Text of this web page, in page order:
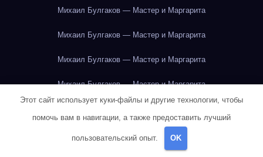
Михаил Булгаков — Мастер и Маргарита
Михаил Булгаков — Мастер и Маргарита
Михаил Булгаков — Мастер и Маргарита
Михаил Булгаков — Мастер и Маргарита
Михаил Булгаков — Мастер и Маргарита
Этот сайт использует куки-файлы и другие технологии, чтобы
помочь вам в навигации, а также предоставить лучший
пользовательский опыт. OK